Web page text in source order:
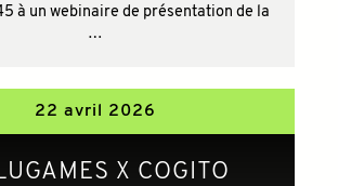
à un webinaire de présentation de la
…
22 avril 2026
X COGITO